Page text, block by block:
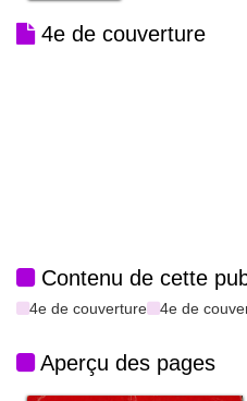
4e de couverture
Contenu de cette
4e de couverture 4e de
Aperçu des pages